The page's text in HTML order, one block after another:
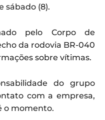
sábado (8).
pelo Corpo de
da rodovia BR-040
sobre vítimas.
do grupo
com a empresa,
o momento.